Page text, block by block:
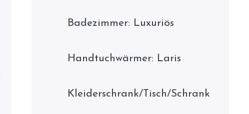
Badezimmer: Luxuriös
Handtuchwärmer: Laris
Kleiderschrank/Tisch/Schrank